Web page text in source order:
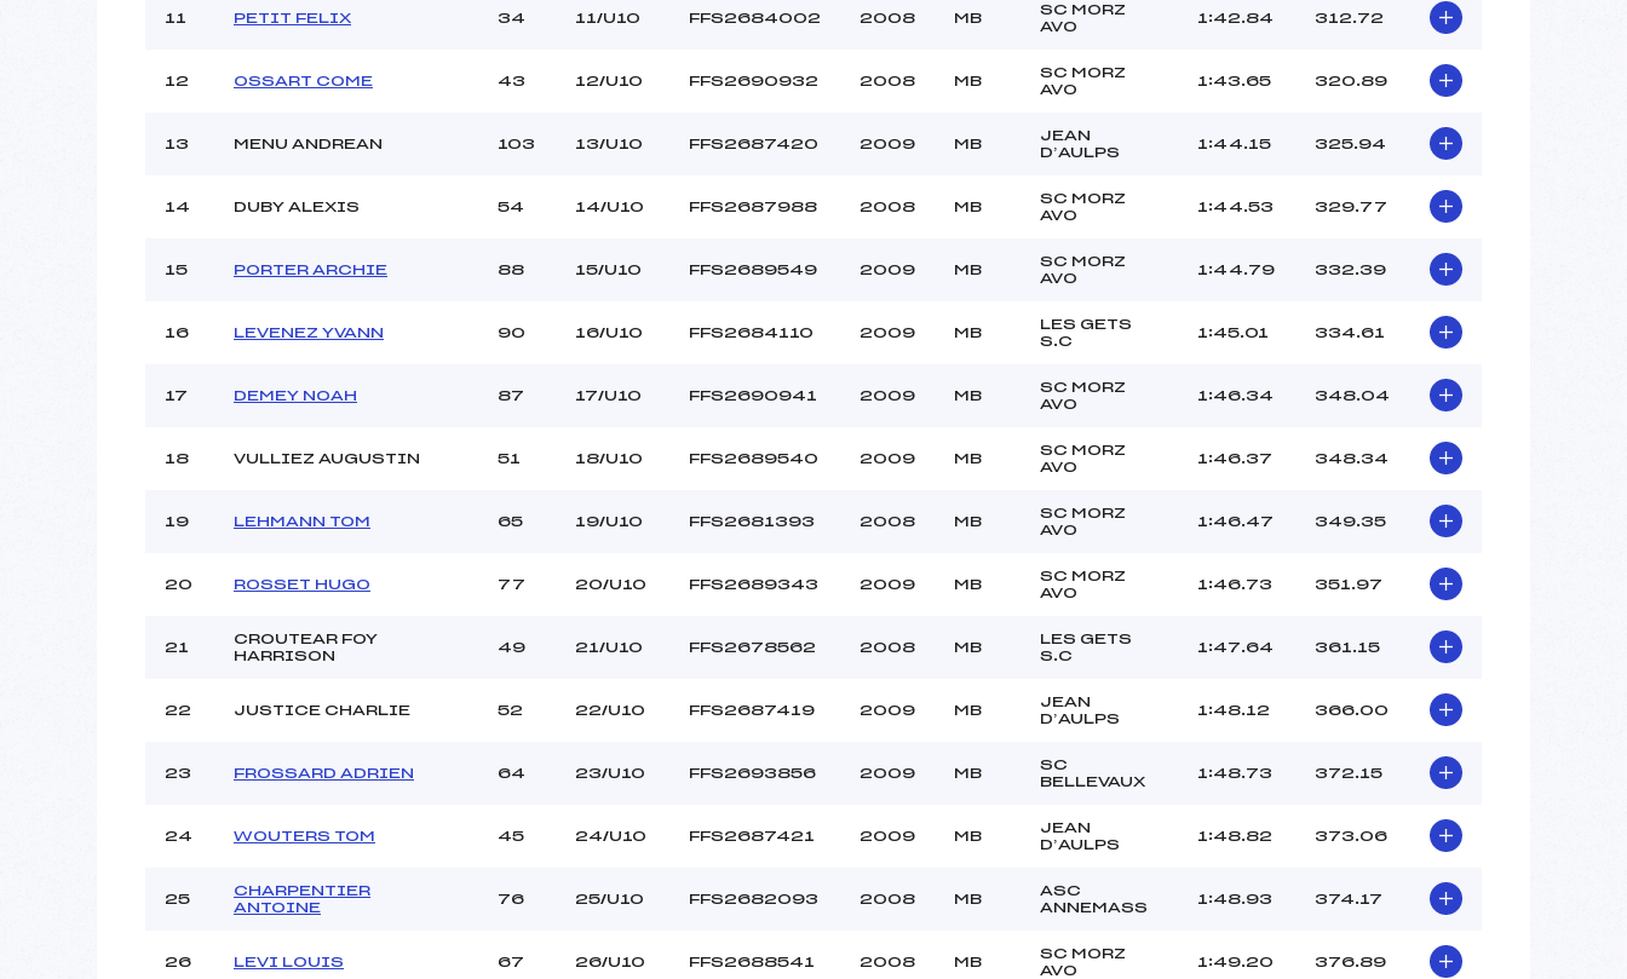
11 PETIT FELIX 34 11/U10 FFS2684002 2008 MB
SC MORZ
AVO
1:42.84 312.72
12 OSSART COME 43 12/U10 FFS2690932 2008 MB
SC MORZ
AVO
1:43.65 320.89
13 MENU ANDREAN 103 13/U10 FFS2687420 2009 MB
JEAN
D’AULPS
1:44.15 325.94
14 DUBY ALEXIS 54 14/U10 FFS2687988 2008 MB
SC MORZ
AVO
1:44.53 329.77
15 PORTER ARCHIE 88 15/U10 FFS2689549 2009 MB
SC MORZ
AVO
1:44.79 332.39
16 LEVENEZ YVANN 90 16/U10 FFS2684110 2009 MB
LES GETS
S.C
1:45.01 334.61
17 DEMEY NOAH 87 17/U10 FFS2690941 2009 MB
SC MORZ
AVO
1:46.34 348.04
18 VULLIEZ AUGUSTIN 51 18/U10 FFS2689540 2009 MB
SC MORZ
AVO
1:46.37 348.34
19 LEHMANN TOM 65 19/U10 FFS2681393 2008 MB
SC MORZ
AVO
1:46.47 349.35
20 ROSSET HUGO 77 20/U10 FFS2689343 2009 MB
SC MORZ
AVO
1:46.73 351.97
21
CROUTEAR FOY
HARRISON
49 21/U10 FFS2678562 2008 MB
LES GETS
S.C
1:47.64 361.15
22 JUSTICE CHARLIE 52 22/U10 FFS2687419 2009 MB
JEAN
D’AULPS
1:48.12 366.00
23 FROSSARD ADRIEN 64 23/U10 FFS2693856 2009 MB
SC
BELLEVAUX
1:48.73 372.15
24 WOUTERS TOM 45 24/U10 FFS2687421 2009 MB
JEAN
D’AULPS
1:48.82 373.06
25
CHARPENTIER
ANTOINE
76 25/U10 FFS2682093 2008 MB
ASC
ANNEMASS
1:48.93 374.17
26 LEVI LOUIS 67 26/U10 FFS2688541 2008 MB
SC MORZ
AVO
1:49.20 376.89